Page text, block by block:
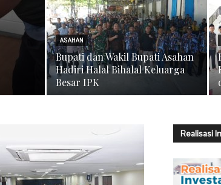
ASAHAN
Bupati dan Wakil Bupati Asahan
Hadiri Halal Bihalal Keluarga
Besar IPK
Realisasi